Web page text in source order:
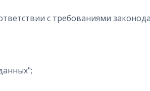
c требованиями